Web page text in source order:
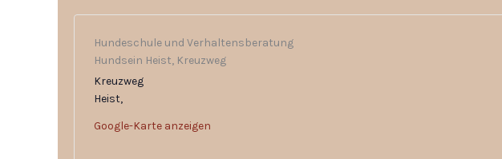
Hundeschule und Verhaltensberatung
Hundsein Heist, Kreuzweg
Kreuzweg
Heist,
Google-Karte anzeigen